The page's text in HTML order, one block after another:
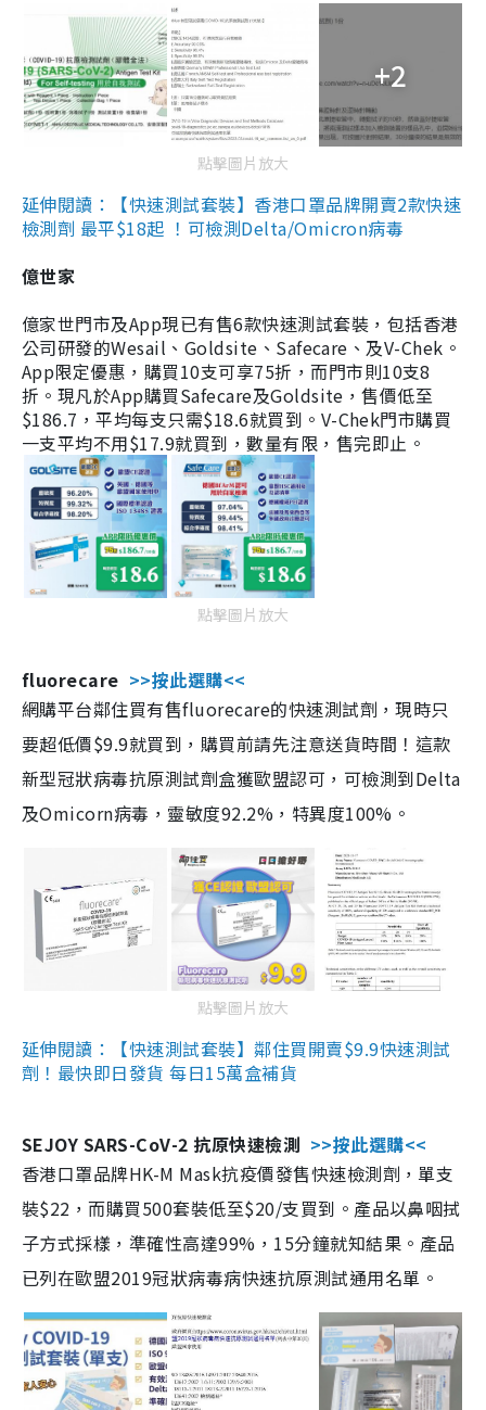
+2
點擊圖片放大
延伸閱讀：【快速測試套裝】香港口罩品牌開賣2款快速
檢測劑 最平$18起 ！可檢測Delta/Omicron病毒
億世家
億家世門市及App現已有售6款快速測試套裝，包括香港
公司研發的Wesail、Goldsite、Safecare、及V-Chek。
App限定優惠，購買10支可享75折，而門市則10支8
折。現凡於App購買Safecare及Goldsite，售價低至
$186.7，平均每支只需$18.6就買到。V-Chek門市購買
一支平均不用$17.9就買到，數量有限，售完即止。
點擊圖片放大
fluorecare >>按此選購<<
網購平台鄰住買有售fluorecare的快速測試劑，現時只
要超低價$9.9就買到，購買前請先注意送貨時間！這款
新型冠狀病毒抗原測試劑盒獲歐盟認可，可檢測到Delta
及Omicorn病毒，靈敏度92.2%，特異度100%。
點擊圖片放大
延伸閱讀：【快速測試套裝】鄰住買開賣$9.9快速測試
劑！最快即日發貨 每日15萬盒補貨
SEJOY SARS-CoV-2 抗原快速檢測 >>按此選購<<
香港口罩品牌HK-M Mask抗疫價發售快速檢測劑，單支
裝$22，而購買500套裝低至$20/支買到。產品以鼻咽拭
子方式採樣，準確性高達99%，15分鐘就知結果。產品
已列在歐盟2019冠狀病毒病快速抗原測試通用名單。